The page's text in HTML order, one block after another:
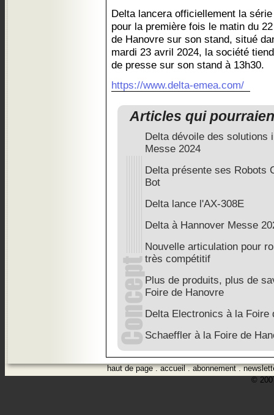
Delta lancera officiellement la
pour la première fois le matin du
de Hanovre sur son stand, situé
mardi 23 avril 2024, la société
de presse sur son stand à 13h30.
https://www.delta-emea.com/
Articles qui
Delta dévoile des solutions
Messe 2024
Delta présente ses Robots
Bot
Delta lance l'AX-308E
Delta à Hannover Messe
Nouvelle articulation pour
très compétitif
Plus de produits, plus de
Foire de Hanovre
Delta Electronics à la Foire
Schaeffler à la Foire de
haut de page.accueil.abonnement.
©